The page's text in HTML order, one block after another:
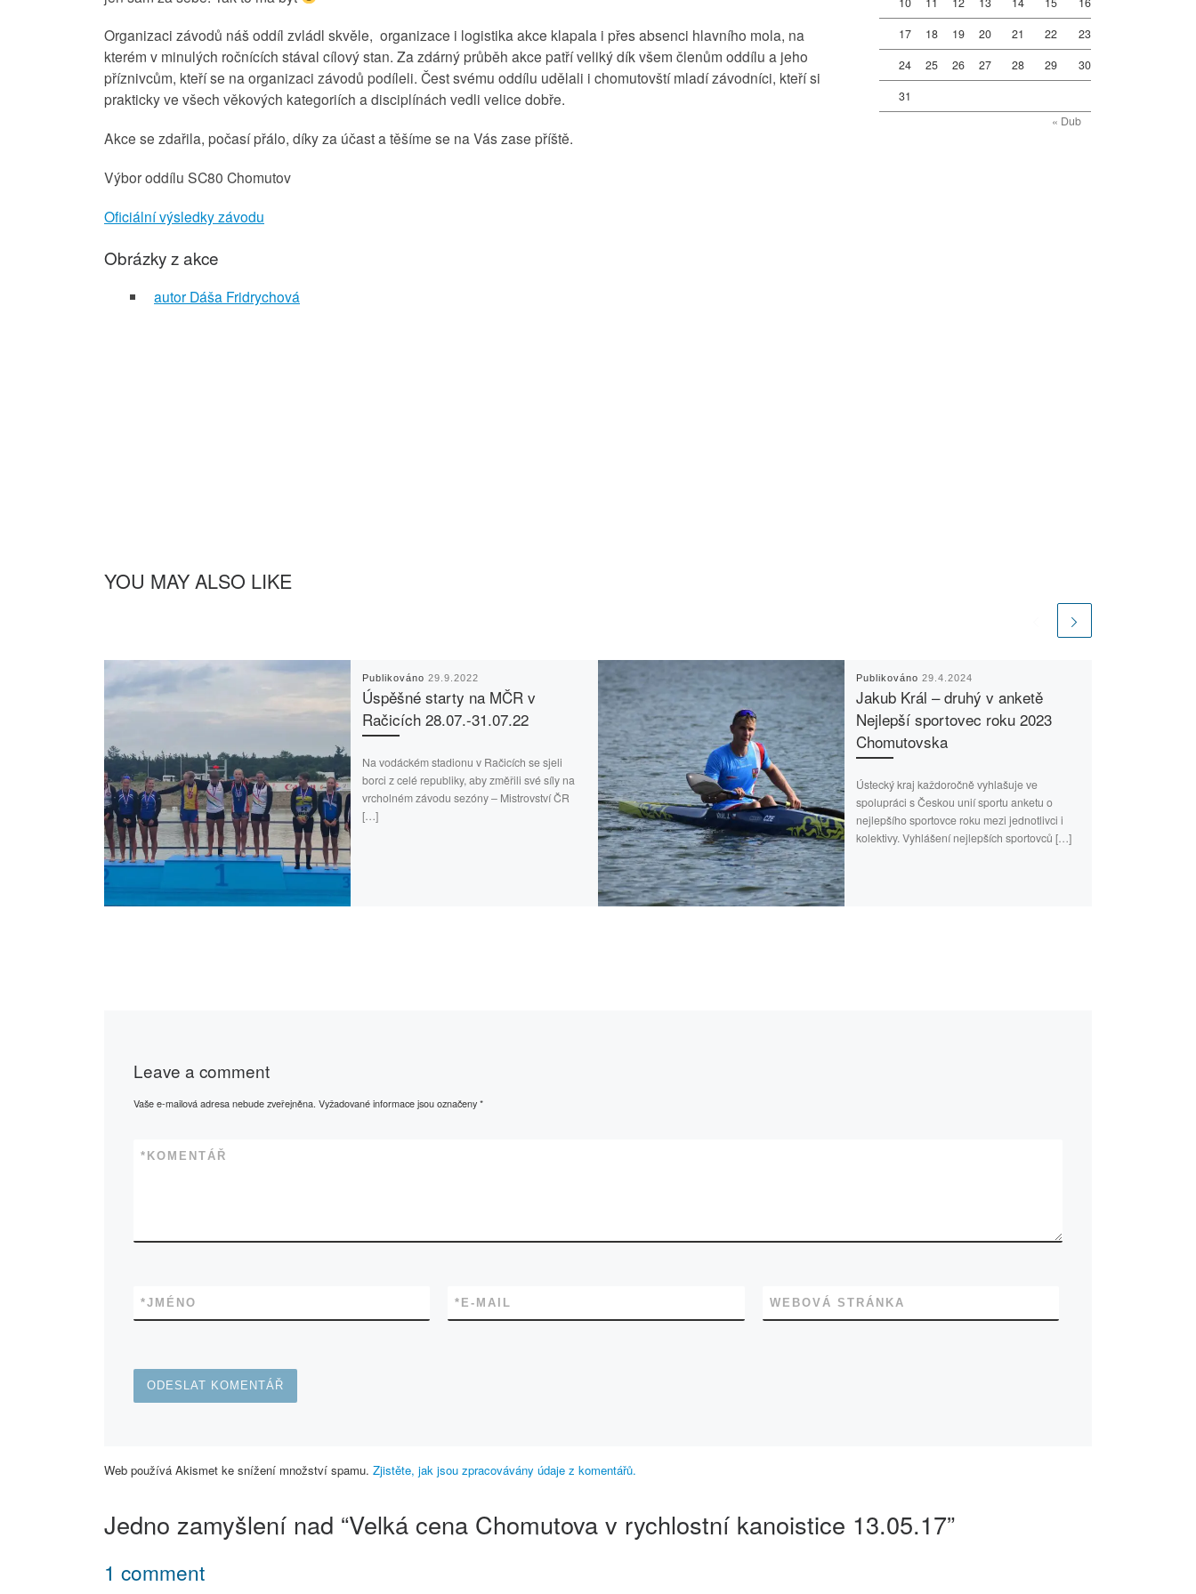
Organizaci závodů náš oddíl zvládl skvěle, organizace i logistika akce klapala i přes absenci hlavního mola, na
kterém v minulých ročnících stával cílový stan. Za zdárný průběh akce patří veliký dík všem členům oddílu a jeho
příznivcům, kteří se na organizaci závodů podíleli. Čest svému oddílu udělali i chomutovští mladí závodníci, kteří si
prakticky ve všech věkových kategoriích a disciplínách vedli velice dobře.
Akce se zdařila, počasí přálo, díky za účast a těšíme se na Vás zase příště.
Výbor oddílu SC80 Chomutov
Oficiální výsledky závodu
Obrázky z akce
autor Dáša Fridrychová
YOU MAY ALSO LIKE
Publikováno 29.9.2022
Úspěšné starty na MČR v
Račicích 28.07.-31.07.22
Na vodáckém stadionu v Račicích se sjeli
borci z celé republiky, aby změřili své síly na
vrcholném závodu sezóny – Mistrovství ČR
[…]
Publikováno 29.4.2024
Jakub Král – druhý v anketě
Nejlepší sportovec roku 2023
Chomutovska
Ústecký kraj každoročně vyhlašuje ve
spolupráci s Českou unií sportu anketu o
nejlepšího sportovce roku mezi jednotlivci i
kolektivy. Vyhlášení nejlepších sportovců […]
Leave a comment
Vaše e-mailová adresa nebude zveřejněna. Vyžadované informace jsou označeny*
KOMENTÁŘ
*
JMÉNO
* E-MAIL
* WEBOVÁ STRÁNKA
Web používá Akismet ke snížení množství spamu. Zjistěte, jak jsou zpracovávány údaje z komentářů.
Jedno zamyšlení nad “Velká cena Chomutova v rychlostní kanoistice 13.05.17”
1 comment
17
18 19 20 21 22
23
24
25 26 27 28 29
30
31
« Dub